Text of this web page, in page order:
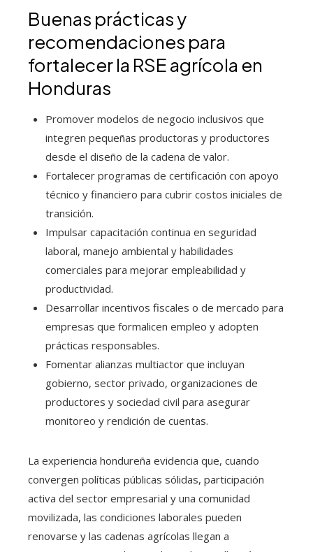
Buenas prácticas y
recomendaciones para
fortalecer la RSE agrícola en
Honduras
Promover modelos de negocio inclusivos que
integren pequeñas productoras y productores
desde el diseño de la cadena de valor.
Fortalecer programas de certificación con apoyo
técnico y financiero para cubrir costos iniciales de
transición.
Impulsar capacitación continua en seguridad
laboral, manejo ambiental y habilidades
comerciales para mejorar empleabilidad y
productividad.
Desarrollar incentivos fiscales o de mercado para
empresas que formalicen empleo y adopten
prácticas responsables.
Fomentar alianzas multiactor que incluyan
gobierno, sector privado, organizaciones de
productores y sociedad civil para asegurar
monitoreo y rendición de cuentas.
La experiencia hondureña evidencia que, cuando
convergen políticas públicas sólidas, participación
activa del sector empresarial y una comunidad
movilizada, las condiciones laborales pueden
renovarse y las cadenas agrícolas llegan a